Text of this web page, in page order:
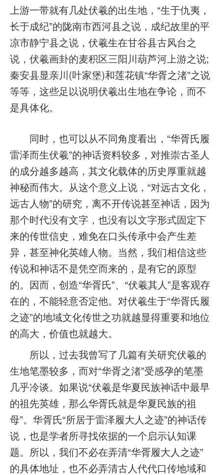
上游一带就有几处伏羲的出生地，“生于仇夷，
长于成纪”的陇南市西河县之说，成纪故里的平
凉市静宁县之说，伏羲生在甘谷县古风台之
说，伏羲画卦的麦积区三阳川葫芦河上游之说;
秦安县显亲川(叶家堡)和莲花镇“华胥之渚”之说
等等，这些足以说明伏羲出生地在争论，而不
是具体化。
同时，也可以从不同角度看出，“华胥氏履
雷泽而生伏羲”的神话资料较多，对推崇古圣人
的成分越多越高，其文化载体的历史厚重就越
神秘而伟大。从这个意义上说，“对远古文化，
远古人物”的研究，离不开传说甚至神话，因为
那个时代没有文字，也没有以文字形式固定下
来的传世信史，难免在口头传承中会产生差
异，甚至神化英雄人物。当然，我们相信这些
传说和神话不是凭空而来的，是有它的原型
的。因而，创造“华胥氏”、“伏羲其人”是客观存
在的，不能轻意否定他。对伏羲生于“华胥氏履
之迹”的地域文化传世之功就越显得重要和地位
的高大，价值也就越大。
所以，过去我曾写了几篇有关研究伏羲的
生地笔墨较多，而对“华胥之渚”受感孕的笔墨
几乎冷谈。如果说“伏羲是华夏民族神话中最早
的祖先英雄，那么华胥氏就是华夏民族的祖
母”。华胥氏“所居于雷泽履大人之迹”的神话传
说，也是学者所寻找依据的一个启示认知课
题。所以，我们不必在弄清“华胥履大人之迹”
的具体地址，也不必弄清古人代代口传地域和